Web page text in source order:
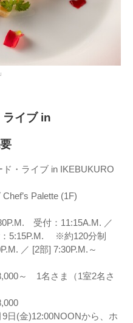
ライブ in
ド・ライブ in IKEBUKURO
Palette (1F)
受付：11:15A.M. ／
5:15P.M. ※約120分制
／ [2部] 7:30P.M.～
～ 1名さま（1室2名さ
9日(金)12:00NOONから、ホ